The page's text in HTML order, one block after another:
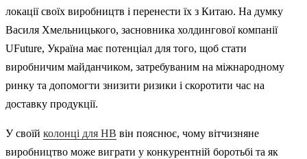
локації своїх виробництв і перенести їх з Китаю. На думку
Василя Хмельницького, засновника холдингової компанії
UFuture, Україна має потенціал для того, щоб стати
виробничим майданчиком, затребуваним на міжнародному
ринку та допомогти знизити ризики і скоротити час на
доставку продукції.
У своїй колонці для НВ він пояснює, чому вітчизняне
виробництво може виграти у конкурентній боротьбі та як